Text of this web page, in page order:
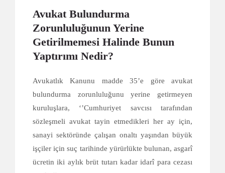
Avukat Bulundurma
Zorunluluğunun Yerine
Getirilmemesi Halinde Bunun
Yaptırımı Nedir?
Avukatlık Kanunu madde 35’e göre avukat
bulundurma zorunluluğunu yerine getirmeyen
kuruluşlara, ‘’Cumhuriyet savcısı tarafından
sözleşmeli avukat tayin etmedikleri her ay için,
sanayi sektöründe çalışan onaltı yaşından büyük
işçiler için suç tarihinde yürürlükte bulunan, asgarî
ücretin iki aylık brüt tutarı kadar idarî para cezası